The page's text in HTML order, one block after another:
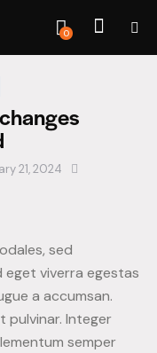
0
21, 2024
sed
eget viverra egestas
a accumsan.
pulvinar. Integer
semper